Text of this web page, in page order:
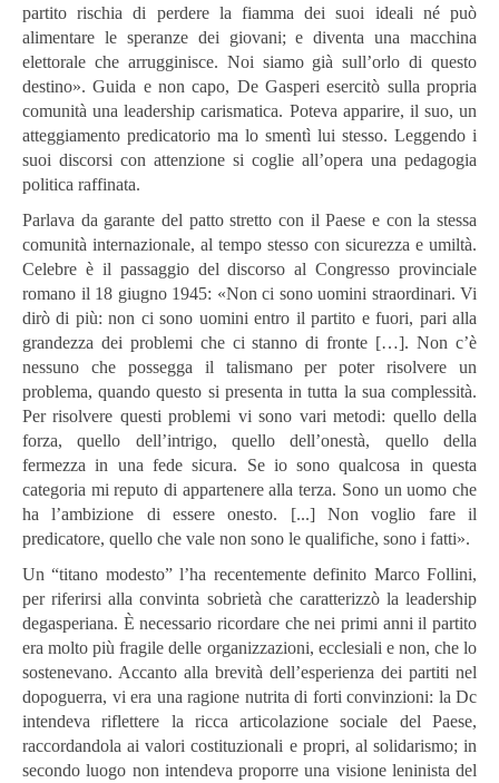
partito rischia di perdere la fiamma dei suoi ideali né può
alimentare le speranze dei giovani; e diventa una macchina
elettorale che arrugginisce. Noi siamo già sull’orlo di questo
destino». Guida e non capo, De Gasperi esercitò sulla propria
comunità una leadership carismatica. Poteva apparire, il suo, un
atteggiamento predicatorio ma lo smentì lui stesso. Leggendo i
suoi discorsi con attenzione si coglie all’opera una pedagogia
politica raffinata.
Parlava da garante del patto stretto con il Paese e con la stessa
comunità internazionale, al tempo stesso con sicurezza e umiltà.
Celebre è il passaggio del discorso al Congresso provinciale
romano il 18 giugno 1945: «Non ci sono uomini straordinari. Vi
dirò di più: non ci sono uomini entro il partito e fuori, pari alla
grandezza dei problemi che ci stanno di fronte […]. Non c’è
nessuno che possegga il talismano per poter risolvere un
problema, quando questo si presenta in tutta la sua complessità.
Per risolvere questi problemi vi sono vari metodi: quello della
forza, quello dell’intrigo, quello dell’onestà, quello della
fermezza in una fede sicura. Se io sono qualcosa in questa
categoria mi reputo di appartenere alla terza. Sono un uomo che
ha l’ambizione di essere onesto. [...] Non voglio fare il
predicatore, quello che vale non sono le qualifiche, sono i fatti».
Un “titano modesto” l’ha recentemente definito Marco Follini,
per riferirsi alla convinta sobrietà che caratterizzò la leadership
degasperiana. È necessario ricordare che nei primi anni il partito
era molto più fragile delle organizzazioni, ecclesiali e non, che lo
sostenevano. Accanto alla brevità dell’esperienza dei partiti nel
dopoguerra, vi era una ragione nutrita di forti convinzioni: la Dc
intendeva riflettere la ricca articolazione sociale del Paese,
raccordandola ai valori costituzionali e propri, al solidarismo; in
secondo luogo non intendeva proporre una visione leninista del